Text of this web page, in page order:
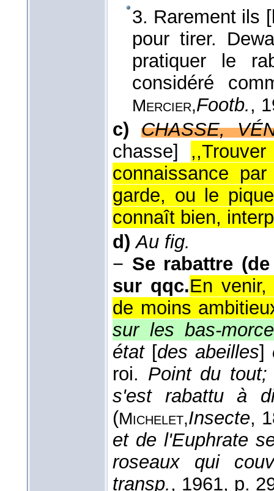
3. Rarement ils
pour tirer.
pratiquer le
considéré
Mercier,Footb.,
c) CHASSE,
chasse]
connaissance
garde, ou le
connaît bien,
d) Au fig.
− Se rabattre
sur qqc.En
de moins
sur les bas-
état[des abeilles]
roi. Point du
s'est rabattu à
(Michelet,Insecte,
et de l'Euphrate
roseaux qui
transp., 1961, p.